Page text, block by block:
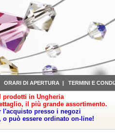
ORARI DI APERTURA | TERMINI E
prodotti in Ungheria
il più grande assortimento.
presso i negozi
o può essere ordinato on-line!